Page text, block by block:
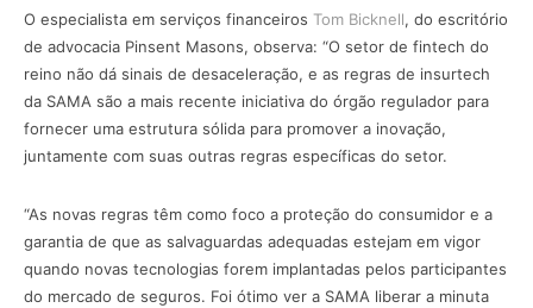
O especialista em serviços financeiros Tom Bicknell, do escritório
de advocacia Pinsent Masons, observa: “O setor de fintech do
reino não dá sinais de desaceleração, e as regras de insurtech
da SAMA são a mais recente iniciativa do órgão regulador para
fornecer uma estrutura sólida para promover a inovação,
juntamente com suas outras regras específicas do setor.
“As novas regras têm como foco a proteção do consumidor e a
garantia de que as salvaguardas adequadas estejam em vigor
quando novas tecnologias forem implantadas pelos participantes
do mercado de seguros. Foi ótimo ver a SAMA liberar a minuta